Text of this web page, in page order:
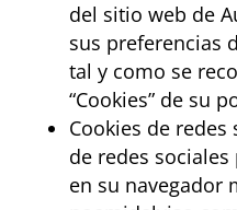
del sitio web de
sus preferencias
tal y como se
“Cookies” de su
Cookies de redes
de redes
en su navegador